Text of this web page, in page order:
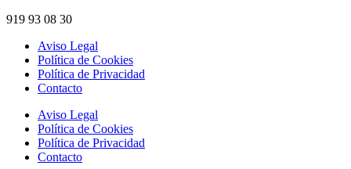
919 93 08 30
Aviso Legal
Política de Cookies
Política de Privacidad
Contacto
Aviso Legal
Política de Cookies
Política de Privacidad
Contacto